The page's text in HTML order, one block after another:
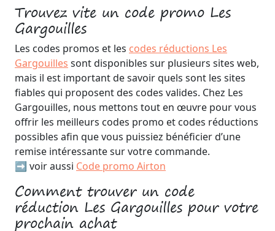
Trouvez vite un code promo Les
Gargouilles
Les codes promos et les codes réductions Les
Gargouilles sont disponibles sur plusieurs sites web,
mais il est important de savoir quels sont les sites
fiables qui proposent des codes valides. Chez Les
Gargouilles, nous mettons tout en œuvre pour vous
offrir les meilleurs codes promo et codes réductions
possibles afin que vous puissiez bénéficier d’une
remise intéressante sur votre commande.
➡️ voir aussi Code promo Airton
Comment trouver un code
réduction Les Gargouilles pour votre
prochain achat